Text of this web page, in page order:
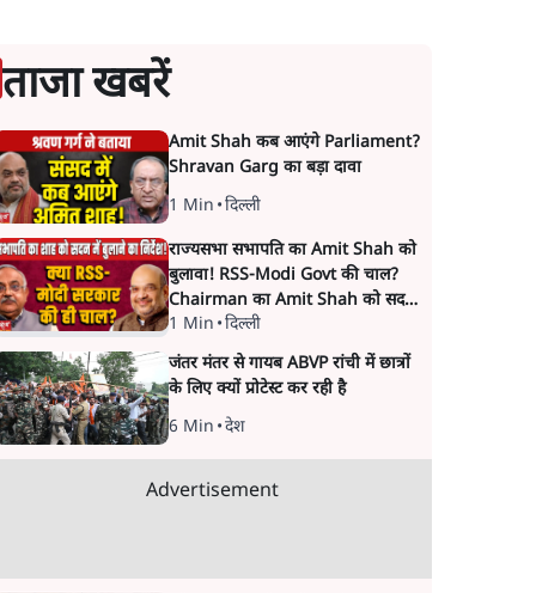
ताजा खबरें
Amit Shah कब आएंगे Parliament?
Shravan Garg का बड़ा दावा
1 Min •दिल्ली
राज्यसभा सभापति का Amit Shah को
बुलावा! RSS-Modi Govt की चाल?
Chairman का Amit Shah को सदन
में बयान देने का संकेत क्यों? Senior
journalist Vinod Agnihotri ने इसे
Modi Government और RSS की
संभावित strategy से जोड़कर बड़ा
सवाल उठाया है।
1 Min •दिल्ली
जंतर मंतर से गायब ABVP रांची में छात्रों
के लिए क्यों प्रोटेस्ट कर रही है
6 Min •देश
Advertisement